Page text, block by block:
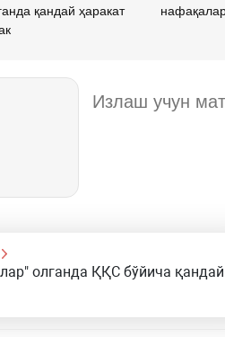
қандай ҳаракат
олганда ҚҚС бўйича қандай